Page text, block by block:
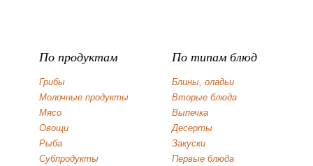
По продуктам
Грибы
Молочные продукты
Мясо
Овощи
Рыба
Субпродукты
По типам блюд
Блины, оладьи
Вторые блюда
Выпечка
Десерты
Закуски
Первые блюда